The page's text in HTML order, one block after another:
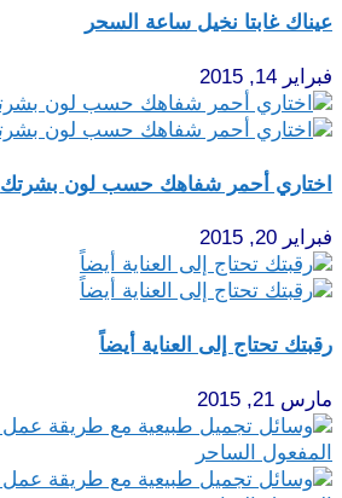
عيناك غابتا نخيل ساعة السحر
فبراير 14, 2015
اختاري أحمر شفاهك حسب لون بشرتك
فبراير 20, 2015
رقبتك تحتاج إلى العناية أيضاً
مارس 21, 2015